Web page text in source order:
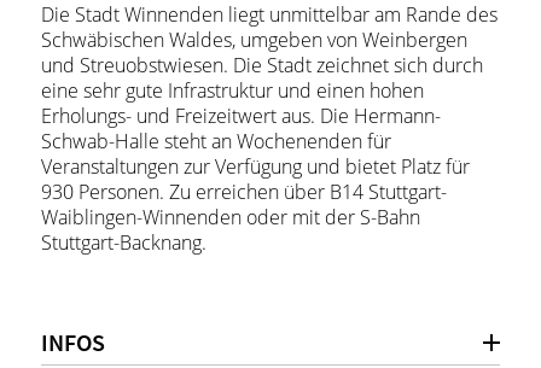
Die Stadt Winnenden liegt unmittelbar am Rande des
Schwäbischen Waldes, umgeben von Weinbergen
und Streuobstwiesen. Die Stadt zeichnet sich durch
eine sehr gute Infrastruktur und einen hohen
Erholungs- und Freizeitwert aus. Die Hermann-
Schwab-Halle steht an Wochenenden für
Veranstaltungen zur Verfügung und bietet Platz für
930 Personen. Zu erreichen über B14 Stuttgart-
Waiblingen-Winnenden oder mit der S-Bahn
Stuttgart-Backnang.
INFOS